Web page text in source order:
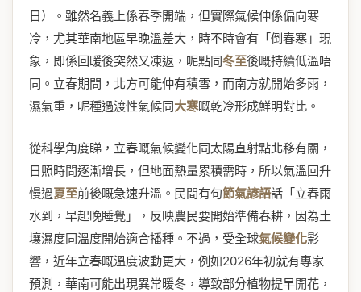
日）。雖然名義上係春季開端，但實際氣候仲係偏向寒
冷，尤其華南地區早晚溫差大，時不時會有「倒春寒」現
象，即係回暖後突然又凍返，呢點同冬至後嘅持續低溫唔
同。立春期間，北方可能仲有積雪，而南方就開始多雨，
濕氣重，呢種過渡性氣候同大寒嘅乾冷形成鮮明對比。
從科學角度睇，立春嘅氣候變化同太陽直射點北移有關，
日照時間逐漸增長，但地面熱量累積需時，所以氣溫回升
慢過夏至前後嘅急速升溫。民間有句節氣諺語話「立春雨
水到，早起晚睡覺」，反映農民要開始準備春耕，因為土
壤濕度同溫度開始適合播種。不過，受全球氣候變化影
響，近年立春嘅溫度波動更大，例如2026年初就有專家
預測，華南可能出現異常暖冬，導致部分植物提早開花，